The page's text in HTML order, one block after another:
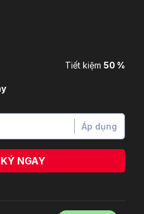
Tiết kiệm 50 %
Áp dụng
NGAY